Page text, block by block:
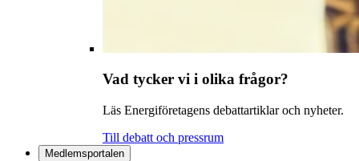
Vad tycker vi i olika frågor?
Läs Energiföretagens debattartiklar och nyheter.
Till debatt och pressrum
Medlemsportalen